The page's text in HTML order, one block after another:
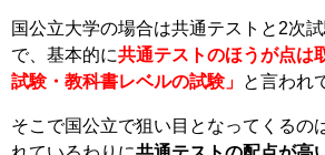
国公立大学の場合は共通テストと2次
で、基本的に共通テストのほうが点は
試験・教科書レベルの試験」 と言われ
そこで国公立で狙い目となってくるの